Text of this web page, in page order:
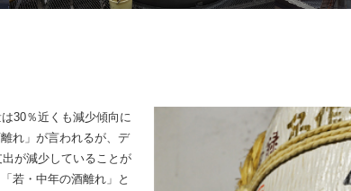
30％近くも減少傾向に
れ」が言われるが、デ
が減少していることが
若・中年の酒離れ」と